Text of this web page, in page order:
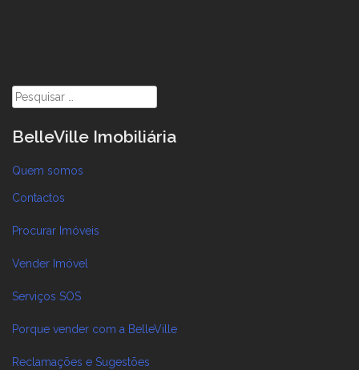
Pesquisar
por:
BelleVille Imobiliária
Quem somos
Contactos
Procurar Imóveis
Vender Imóvel
Serviços SOS
Porque vender com a BelleVille
Reclamações e Sugestões